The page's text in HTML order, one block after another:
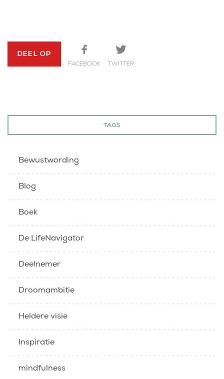
DEEL OP
FACEBOOK TWITTER
TAGS
Bewustwording
Blog
Boek
De LifeNavigator
Deelnemer
Droomambitie
Heldere visie
Inspiratie
mindfulness